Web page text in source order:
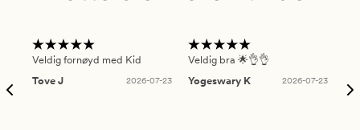
Veldig fornøyd med Kid
Tove J
2026-07-23
Veldig bra 🌟👌👌
Yogeswary K
2026-07-23